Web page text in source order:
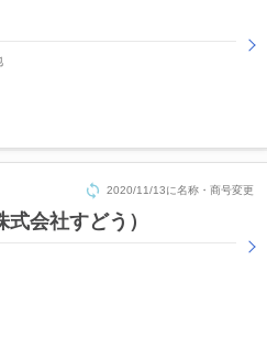
2020/11/13に名称・商号変更
会社すどう）